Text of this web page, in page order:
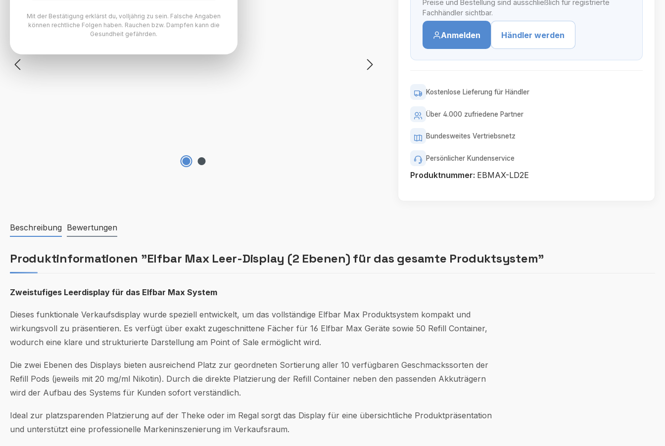
Preise und Bestellung sind ausschließlich für registrierte
Fachhändler sichtbar.
Anmelden Händler werden
Kostenlose Lieferung für Händler
Über 4.000 zufriedene Partner
Bundesweites Vertriebsnetz
Persönlicher Kundenservice
Produktnummer: EBMAX-LD2E
Beschreibung Bewertungen
Produktinformationen "Elfbar Max Leer-Display (2 Ebenen) für das gesamte Produktsystem"
Zweistufiges Leerdisplay für das Elfbar Max System
Dieses funktionale Verkaufsdisplay wurde speziell entwickelt, um das vollständige Elfbar Max Produktsystem kompakt und
wirkungsvoll zu präsentieren. Es verfügt über exakt zugeschnittene Fächer für 16 Elfbar Max Geräte sowie 50 Refill Container,
wodurch eine klare und strukturierte Darstellung am Point of Sale ermöglicht wird.
Die zwei Ebenen des Displays bieten ausreichend Platz zur geordneten Sortierung aller 10 verfügbaren Geschmackssorten der
Refill Pods (jeweils mit 20 mg/ml Nikotin). Durch die direkte Platzierung der Refill Container neben den passenden Akkuträgern
wird der Aufbau des Systems für Kunden sofort verständlich.
Ideal zur platzsparenden Platzierung auf der Theke oder im Regal sorgt das Display für eine übersichtliche Produktpräsentation
und unterstützt eine professionelle Markeninszenierung im Verkaufsraum.
Mit der Bestätigung erklärst du, volljährig zu sein. Falsche Angaben
können rechtliche Folgen haben. Rauchen bzw. Dampfen kann die
Gesundheit gefährden.